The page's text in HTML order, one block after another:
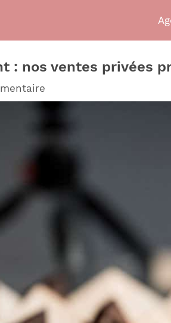
: nos ventes privées